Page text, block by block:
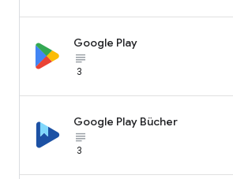
Google Play
subject_black
3
Google Play Bücher
subject_black
3